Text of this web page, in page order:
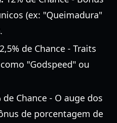
(ex: "Queimadura"
2,5% de Chance - Traits
"Godspeed" ou
de Chance - O auge dos
de porcentagem de